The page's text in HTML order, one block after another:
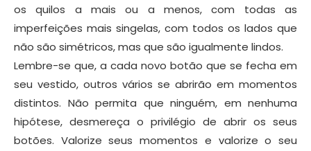
os quilos a mais ou a menos, com todas as
imperfeições mais singelas, com todos os lados que
não são simétricos, mas que são igualmente lindos.
Lembre-se que, a cada novo botão que se fecha em
seu vestido, outros vários se abrirão em momentos
distintos. Não permita que ninguém, em nenhuma
hipótese, desmereça o privilégio de abrir os seus
botões. Valorize seus momentos e valorize o seu